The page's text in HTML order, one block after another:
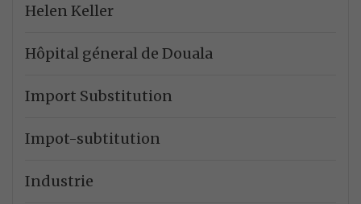
Helen Keller
Hôpital géneral de Douala
Import Substitution
Impot-subtitution
Industrie